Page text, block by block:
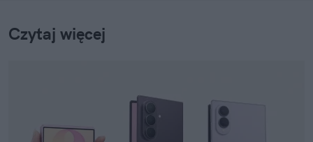
Czytaj więcej